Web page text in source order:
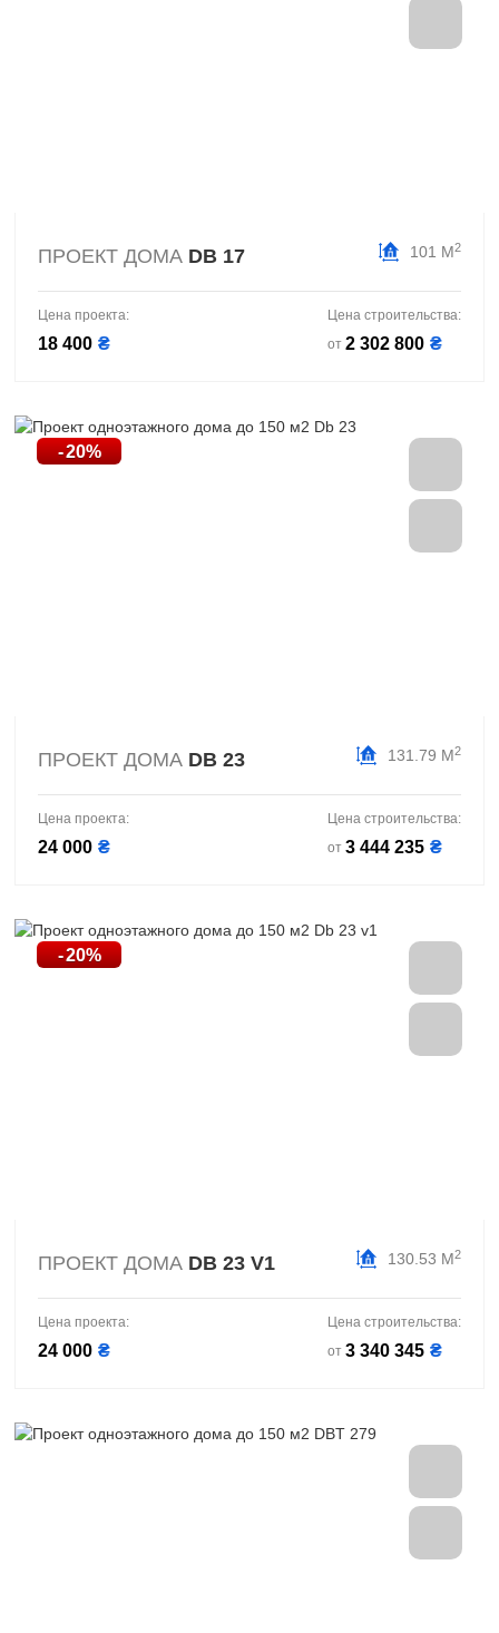
ПРОЕКТ ДОМА DB 17 101 М2
Цена проекта:
18 400 ₴
Цена строительства:
от 2 302 800 ₴
ПРОЕКТ ДОМА DB 23 131.79 М2
Цена проекта:
24 000 ₴
Цена строительства:
от 3 444 235 ₴
ПРОЕКТ ДОМА DB 23 V1 130.53 М2
Цена проекта:
24 000 ₴
Цена строительства:
от 3 340 345 ₴